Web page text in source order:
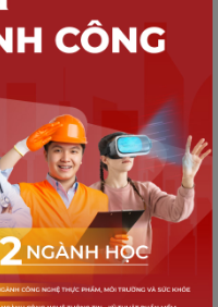
cho Tân sinh